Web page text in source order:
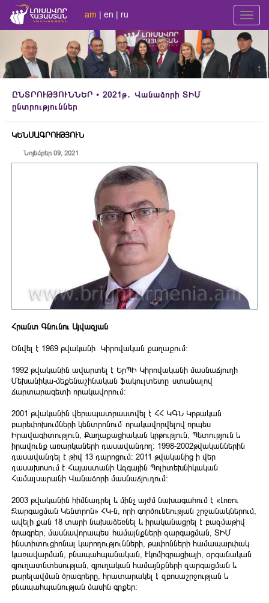
am | en | ru
ԸՆՏՐՈՒԹՅՈՒՆՆԵՐ • 2021թ․ Վանաձորի ՏԻՄ
ընտրություններ
ԿԵՆՍԱԳՐՈՒԹՅՈՒՆ
Նոյեմբեր 09, 2021
Հրանտ Գնունու Այվազյան
Ծնվել է 1969 թվականի Կիրովական քաղաքում:
1992 թվականին ավարտել է ԵրՊԻ Կիրովականի մասնաճյուղի
Մեխանիկա-մեքենաշինական ֆակուլտետը՝ ստանալով
ճարտարագետի որակավորում:
2001 թվականին վերապատրաստվել է ՀՀ ԿԳՆ Կրթական
բարեփոխումների կենտրոնում՝ որակավորվելով որպես
Իրավագիտություն, Քաղաքացիական կրթություն, Պետություն և
իրավունք առարկաների դասավանդող: 1998-2002թվականներին
դասավանդել է թիվ 13 դպրոցում: 2011 թվականից ի վեր
դասախոսում է Հայաստանի Ազգային Պոլիտեխնիկական
Համալսարանի Վանաձորի մասնաճյուղում։
2003 թվականին հիմնադրել և մինչ այժմ նախագահում է «Լոռու
Զարգացման Կենտրոն» ՀԿ-ն, որի գործունեության շրջանակներում,
ավելի քան 18 տարի նախաձեռնել և իրականացրել է բազմաթիվ
ծրագրեր, մասնավորապես՝ համայնքների զարգացման, ՏԻՄ
ինստիտուցիոնալ կարողությունների, թափոնների համապարփակ
կառավարման, բնապահպանական, Էկոմիգրացիայի, օրգանական
գյուղատնտեսության, գյուղական համայնքների զարգացման և
բարելավման ծրագրերը, հրատարակել է զբոսաշրջության և
բնապահպանության մասին գրքեր: